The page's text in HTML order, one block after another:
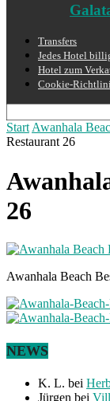
Transfers
Jedes Hotel
Hotel zum
Cookie-
StartAwanhala
Restaurant 26
26
Awanhala Beach
NEWS
K. L. bei
Jürgen bei